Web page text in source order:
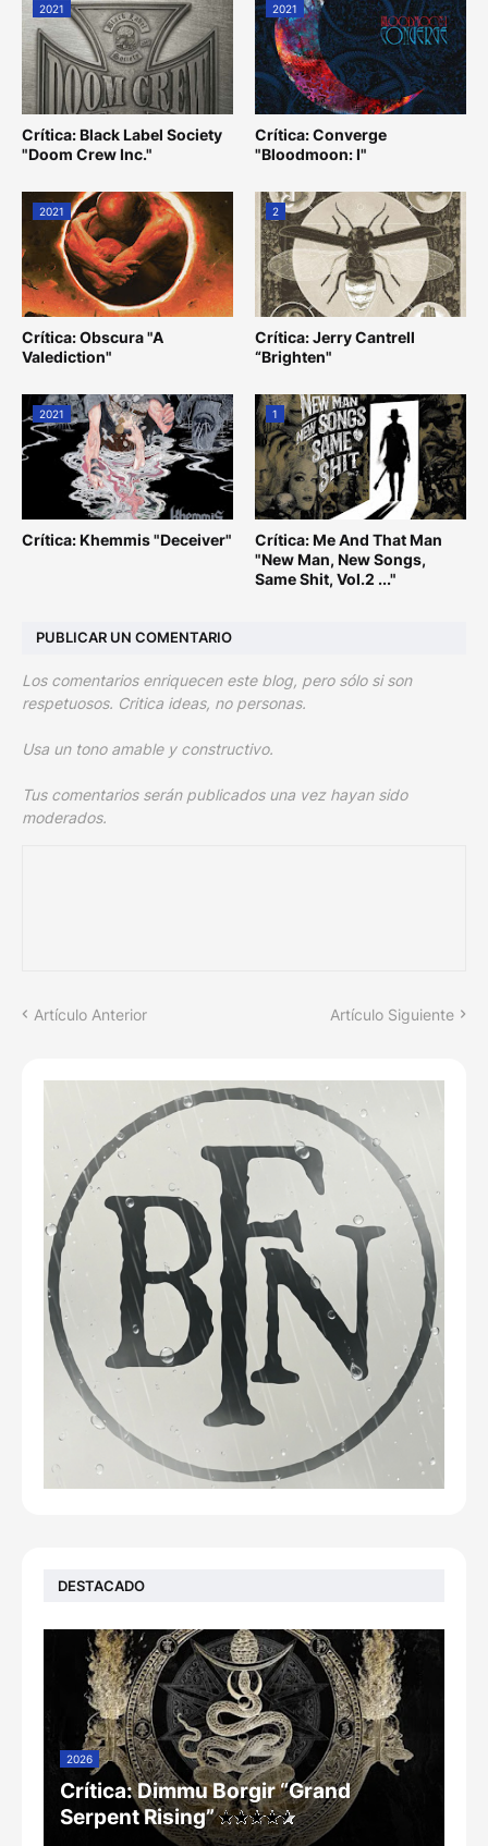
2021
Crítica: Black Label Society
"Doom Crew Inc."
2021
Crítica: Converge
"Bloodmoon: I"
2021
Crítica: Obscura "A
Valediction"
2
Crítica: Jerry Cantrell
“Brighten"
2021
Crítica: Khemmis "Deceiver"
1
Crítica: Me And That Man
"New Man, New Songs,
Same Shit, Vol.2 ..."
PUBLICAR UN COMENTARIO
Los comentarios enriquecen este blog, pero sólo si son
respetuosos. Critica ideas, no personas.
Usa un tono amable y constructivo.
Tus comentarios serán publicados una vez hayan sido
moderados.
Artículo Anterior Artículo Siguiente
DESTACADO
2026
Crítica: Dimmu Borgir “Grand
Serpent Rising”